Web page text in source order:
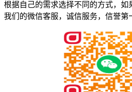
根据自己的需求选择不同的方式，如
我们的微信客服，诚信服务，信誉第